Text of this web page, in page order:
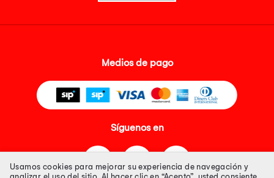
Medios de pago
Síguenos en
Usamos cookies para mejorar su experiencia de navegación y